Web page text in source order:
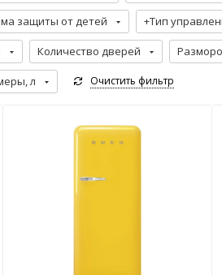
защиты от детей +Тип
Количество дверей
л Очистить фильтр